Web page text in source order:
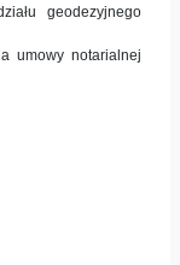
geodezyjnego
umowy notarialnej